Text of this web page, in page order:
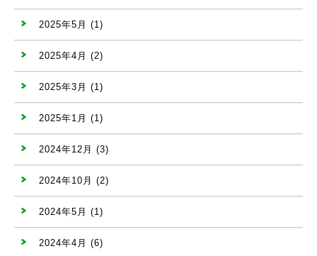
2025年5月 (1)
2025年4月 (2)
2025年3月 (1)
2025年1月 (1)
2024年12月 (3)
2024年10月 (2)
2024年5月 (1)
2024年4月 (6)